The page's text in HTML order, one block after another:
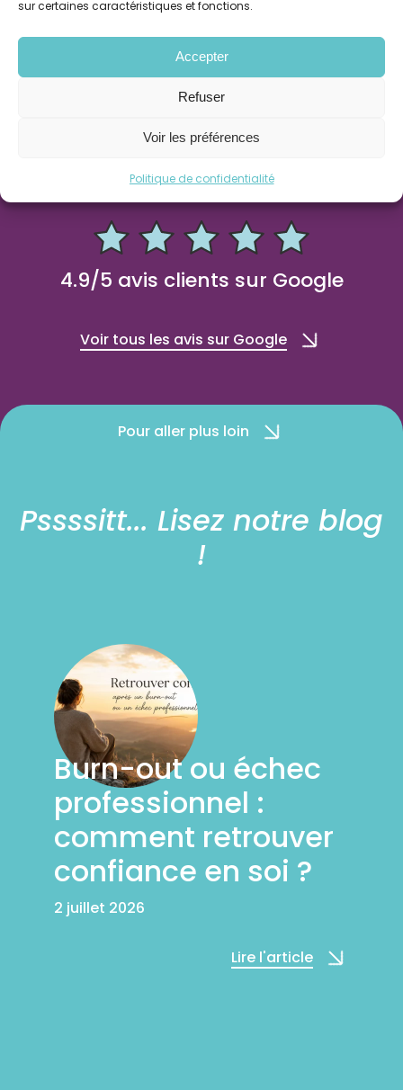
sur certaines caractéristiques et fonctions.
Accepter
Refuser
Voir les préférences
Politique de confidentialité
Taux de Satisfaction
Client
4.9/5 avis clients sur Google
Voir tous les avis sur Google
Pour aller plus loin
Pssssitt... Lisez notre blog
!
Burn-out ou échec
professionnel :
comment retrouver
confiance en soi ?
2 juillet 2026
Lire l'article